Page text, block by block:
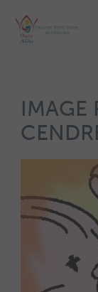
IMAGE